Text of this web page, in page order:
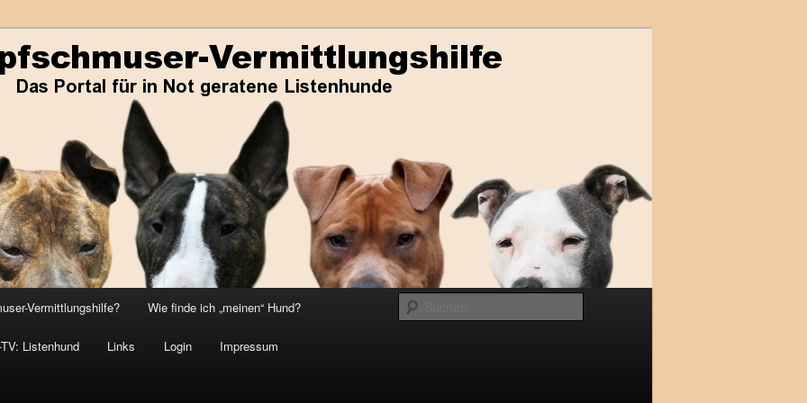
Vermittlungshilfe
Vermittlungshilfe? Wie finde ich „meinen“ Hund?
Listenhund Links Login Impressum